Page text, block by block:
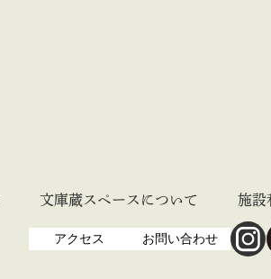
文庫蔵スペースについて 施設
アクセス お問い合わせ